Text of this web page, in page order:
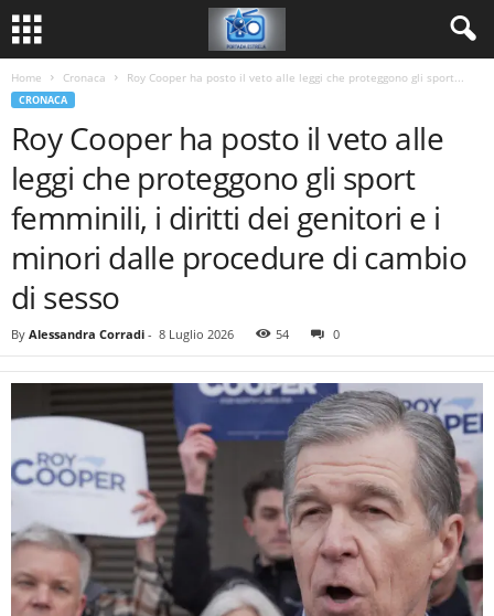
Home Cronaca Roy Cooper ha posto il veto alle leggi che proteggono gli sport...
CRONACA
Roy Cooper ha posto il veto alle
leggi che proteggono gli sport
femminili, i diritti dei genitori e i
minori dalle procedure di cambio
di sesso
By Alessandra Corradi - 8 Luglio 2026 54 0